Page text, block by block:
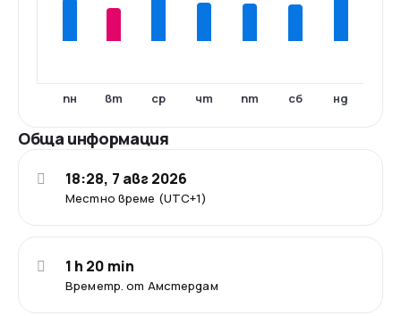
пн вт ср чт пт сб нд
Обща информация
Местно време (UTC+1)
18:28, 7 авг 2026
Времетр. от Амстердам
1 h 20 min